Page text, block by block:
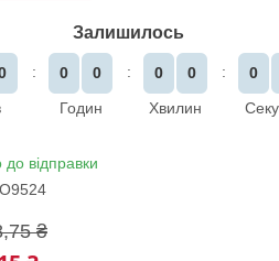
Залишилось
0
0
Годин
0
0
Хвилин
0
до відправки
₴